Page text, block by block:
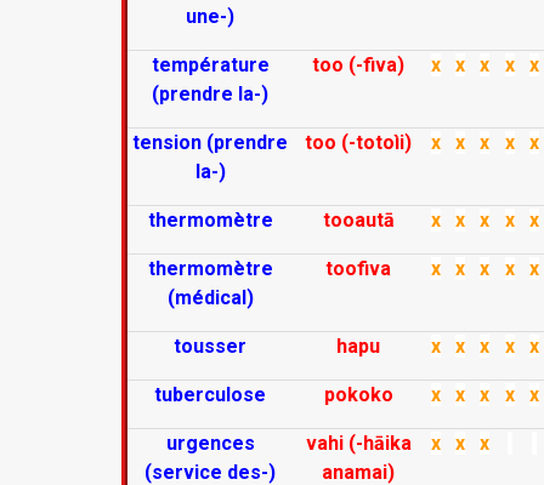
une-)
température
(prendre la-)
too (-fiva) x x x x x
tension (prendre
la-)
too (-totoìi) x x x x x
thermomètre tooautā x x x x x
thermomètre
(médical)
toofiva x x x x x
tousser hapu x x x x x
tuberculose pokoko x x x x x
urgences
(service des-)
vahi (-hāika
anamai)
x x x